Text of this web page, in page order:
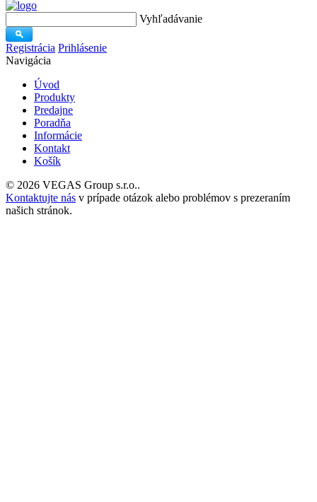
Vyhľadávanie
Registrácia Prihlásenie
Navigácia
Úvod
Produkty
Predajne
Poradňa
Informácie
Kontakt
Košík
© 2026 VEGAS Group s.r.o..
Kontaktujte nás v prípade otázok alebo problémov s prezeraním
našich stránok.